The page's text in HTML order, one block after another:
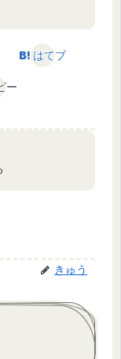
はてブ
ー
きゅう